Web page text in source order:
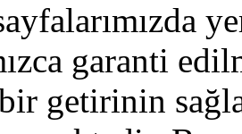
garanti
getirinin